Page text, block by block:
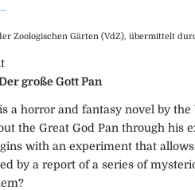
Zoologischen Gärten (VdZ), übermittelt
große Gott Pan
a horror and fantasy novel by
the Great God Pan through his
with an experiment that
by a report of a series of